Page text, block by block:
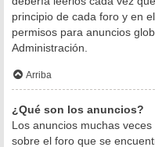
principio de cada foro y en
permisos para anuncios
Administración.
Arriba
¿Qué son los anuncios?
Los anuncios muchas
sobre el foro que se